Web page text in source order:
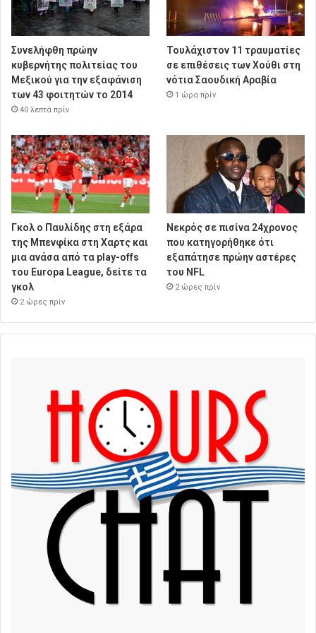
Συνελήφθη πρώην
κυβερνήτης πολιτείας του
Μεξικού για την εξαφάνιση
των 43 φοιτητών το 2014
40 λεπτά πρίν
Τουλάχιστον 11 τραυματίες
σε επιθέσεις των Χούθι στη
νότια Σαουδική Αραβία
1 ώρα πρίν
Γκολ ο Παυλίδης στη εξάρα
της Μπενφίκα στη Χαρτς και
μια ανάσα από τα play-offs
του Europa League, δείτε τα
γκολ
2 ώρες πρίν
Νεκρός σε πισίνα 24χρονος
που κατηγορήθηκε ότι
εξαπάτησε πρώην αστέρες
του NFL
2 ώρες πρίν